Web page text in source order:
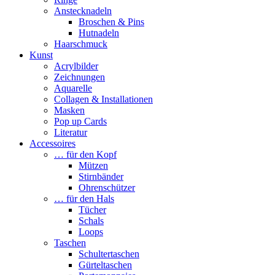
Anstecknadeln
Broschen & Pins
Hutnadeln
Haarschmuck
Kunst
Acrylbilder
Zeichnungen
Aquarelle
Collagen & Installationen
Masken
Pop up Cards
Literatur
Accessoires
… für den Kopf
Mützen
Stirnbänder
Ohrenschützer
… für den Hals
Tücher
Schals
Loops
Taschen
Schultertaschen
Gürteltaschen